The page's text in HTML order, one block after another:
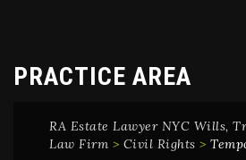
PRACTICE AREA
RA Estate Lawyer NYC Wills,
Law Firm > Civil Rights >